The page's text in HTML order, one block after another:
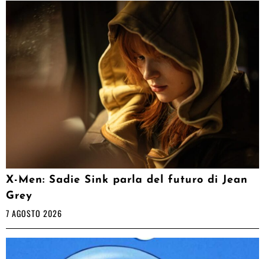
X-Men: Sadie Sink parla del futuro di Jean
Grey
7 AGOSTO 2026